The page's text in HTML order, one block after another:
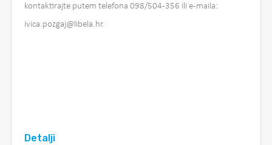
kontaktirajte putem telefona 098/504-356 ili e-maila:
ivica.pozgaj@libela.hr.
Detalji